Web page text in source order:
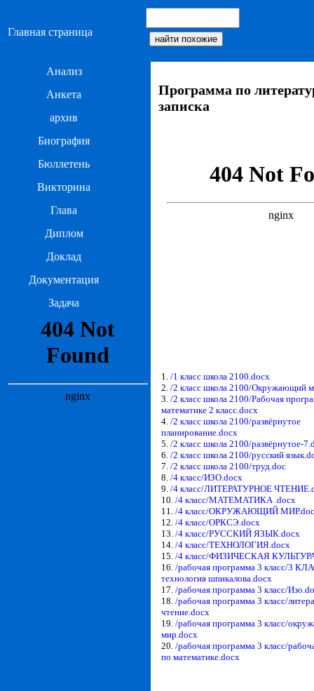
Главная страница
Анализ
Анкета
архив
Биография
Бюллетень
Викторина
Глава
Диплом
Доклад
Документация
Задача
Программа по
записка
1. /1 класс школа 2100.docx
2. /2 класс школа 2100/Окружающий
3. /2 класс школа 2100/Рабочая
математике 2 класс.docx
4. /2 класс школа 2100/развёрнутое
планирование.docx
5. /2 класс школа 2100/развёрнутое-
6. /2 класс школа 2100/русский
7. /2 класс школа 2100/труд.doc
8. /4 класс/ИЗО.docx
9. /4 класс/ЛИТЕРАТУРНОЕ
10. /4 класс/МАТЕМАТИКА .docx
11. /4 класс/ОКРУЖАЮЩИЙ
12. /4 класс/ОРКСЭ.docx
13. /4 класс/РУССКИЙ ЯЗЫК.docx
14. /4 класс/ТЕХНОЛОГИЯ.docx
15. /4 класс/ФИЗИЧЕСКАЯ
16. /рабочая программа 3 класс/3
технология шпикалова.docx
17. /рабочая программа 3 класс/
18. /рабочая программа 3 класс/
чтение.docx
19. /рабочая программа 3 класс/
мир.docx
20. /рабочая программа 3 класс/
по математике.docx